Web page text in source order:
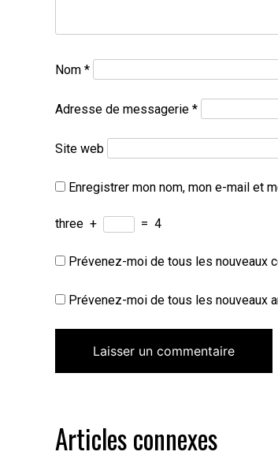
Nom *
Adresse de messagerie *
Site web
Enregistrer mon nom, mon e-mail et
three + = 4
Prévenez-moi de tous les nouveaux
Prévenez-moi de tous les nouveaux
Articles connexes